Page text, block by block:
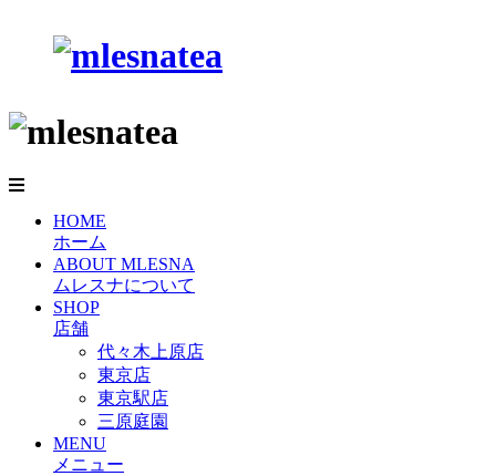
HOME
ホーム
ABOUT MLESNA
ムレスナについて
SHOP
店舗
代々木上原店
東京店
東京駅店
三原庭園
MENU
メニュー